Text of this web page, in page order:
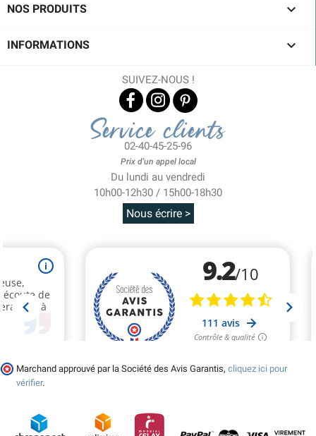
NOS PRODUITS 
INFORMATIONS 
SUIVEZ-NOUS !
Service clients
02-40-45-25-96
Prix d'un appel local
Du lundi au vendredi
10h00-12h30 / 15h00-18h30
Nous écrire >
Marchand approuvé par la Société des Avis Garantis, cliquez ici pour
vérifier.